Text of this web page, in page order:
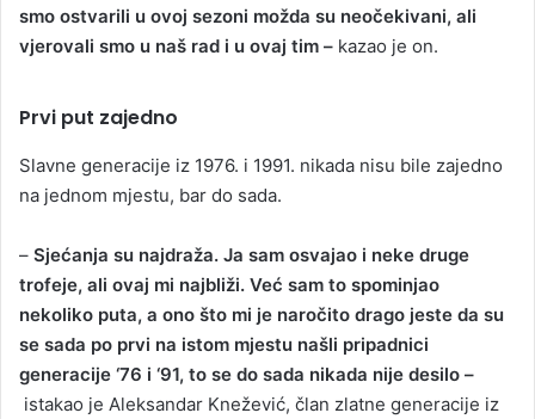
smo ostvarili u ovoj sezoni možda su neočekivani, ali
vjerovali smo u naš rad i u ovaj tim – kazao je on.
Prvi put zajedno
Slavne generacije iz 1976. i 1991. nikada nisu bile zajedno
na jednom mjestu, bar do sada.
– Sjećanja su najdraža. Ja sam osvajao i neke druge
trofeje, ali ovaj mi najbliži. Već sam to spominjao
nekoliko puta, a ono što mi je naročito drago jeste da su
se sada po prvi na istom mjestu našli pripadnici
generacije ‘76 i ‘91, to se do sada nikada nije desilo –
istakao je Aleksandar Knežević, član zlatne generacije iz